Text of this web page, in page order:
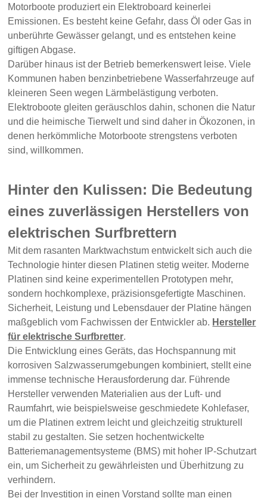
Motorboote produziert ein Elektroboard keinerlei
Emissionen. Es besteht keine Gefahr, dass Öl oder Gas in
unberührte Gewässer gelangt, und es entstehen keine
giftigen Abgase.
Darüber hinaus ist der Betrieb bemerkenswert leise. Viele
Kommunen haben benzinbetriebene Wasserfahrzeuge auf
kleineren Seen wegen Lärmbelästigung verboten.
Elektroboote gleiten geräuschlos dahin, schonen die Natur
und die heimische Tierwelt und sind daher in Ökozonen, in
denen herkömmliche Motorboote strengstens verboten
sind, willkommen.
Hinter den Kulissen: Die Bedeutung
eines zuverlässigen Herstellers von
elektrischen Surfbrettern
Mit dem rasanten Marktwachstum entwickelt sich auch die
Technologie hinter diesen Platinen stetig weiter. Moderne
Platinen sind keine experimentellen Prototypen mehr,
sondern hochkomplexe, präzisionsgefertigte Maschinen.
Sicherheit, Leistung und Lebensdauer der Platine hängen
maßgeblich vom Fachwissen der Entwickler ab. Hersteller
für elektrische Surfbretter.
Die Entwicklung eines Geräts, das Hochspannung mit
korrosiven Salzwasserumgebungen kombiniert, stellt eine
immense technische Herausforderung dar. Führende
Hersteller verwenden Materialien aus der Luft- und
Raumfahrt, wie beispielsweise geschmiedete Kohlefaser,
um die Platinen extrem leicht und gleichzeitig strukturell
stabil zu gestalten. Sie setzen hochentwickelte
Batteriemanagementsysteme (BMS) mit hoher IP-Schutzart
ein, um Sicherheit zu gewährleisten und Überhitzung zu
verhindern.
Bei der Investition in einen Vorstand sollte man einen